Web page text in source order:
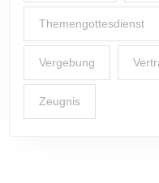
Themengottesdienst
Vergebung
Zeugnis